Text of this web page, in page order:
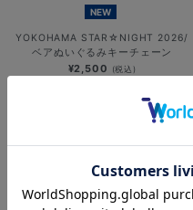
NEW
YOKOHAMA STAR☆NIGHT 2026/
ベアぬいぐるみキーチェーン
¥2,500 (税込)